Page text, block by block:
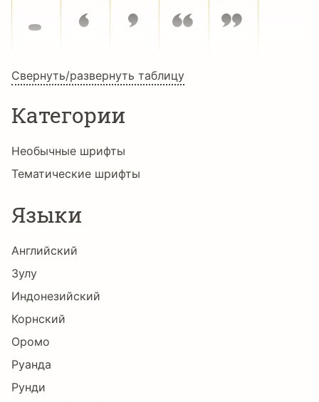
‐ ‘ ’ “ ”
Свернуть/развернуть таблицу
Категории
Необычные шрифты
Тематические шрифты
Языки
Английский
Зулу
Индонезийский
Корнский
Оромо
Руанда
Рунди